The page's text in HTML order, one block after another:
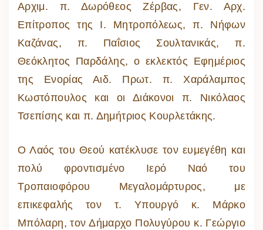
Αρχιμ. π. Δωρόθεος Ζέρβας, Γεν. Αρχ.
Επίτροπος της Ι. Μητροπόλεως, π. Νήφων
Καζάνας, π. Παΐσιος Σουλτανικάς, π.
Θεόκλητος Παρδάλης, ο εκλεκτός Εφημέριος
της Ενορίας Αιδ. Πρωτ. π. Χαράλαμπος
Κωστόπουλος και οι Διάκονοι π. Νικόλαος
Τσεπίσης και π. Δημήτριος Κουρλετάκης.
Ο Λαός του Θεού κατέκλυσε τον ευμεγέθη και
πολύ φροντισμένο Ιερό Ναό του
Τροπαιοφόρου Μεγαλομάρτυρος, με
επικεφαλής τον τ. Υπουργό κ. Μάρκο
Μπόλαρη, τον Δήμαρχο Πολυγύρου κ. Γεώργιο